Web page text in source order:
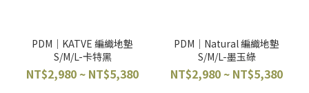
PDM｜KATVE 編織地墊
S/M/L-卡特黑
NT$2,980 ~ NT$5,380
PDM｜Natural 編織地墊
S/M/L-墨玉綠
NT$2,980 ~ NT$5,380